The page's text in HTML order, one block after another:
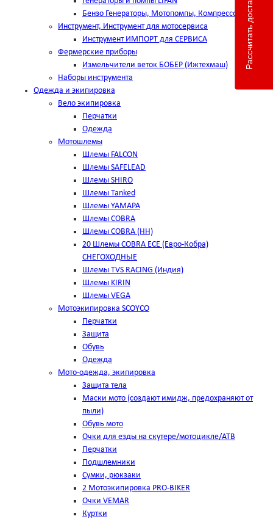
Бензо Генераторы, Мотопомпы, Компрессоры
Инструмент, Инструмент для мотосервиса
Инструмент ИМПОРТ для СЕРВИСА
Фермерские приборы
Измельчители веток БОБЕР (Ижтехмаш)
Наборы инструмента
Одежда и экипировка
Вело экипировка
Перчатки
Одежда
Мотошлемы
Шлемы FALCON
Шлемы SAFELEAD
Шлемы SHIRO
Шлемы Tanked
Шлемы YAMAPA
Шлемы COBRA
Шлемы COBRA (HH)
20 Шлемы COBRA ECE (Евро-Кобра)
СНЕГОХОДНЫЕ
Шлемы TVS RACING (Индия)
Шлемы KIRIN
Шлемы VEGA
Мотоэкипировка SCOYCO
Перчатки
Защита
Обувь
Одежда
Мото-одежда, экипировка
Защита тела
Маски мото (создают имидж, предохраняют от
пыли)
Обувь мото
Очки для езды на скутере/мотоцикле/АТВ
Перчатки
Подшлемники
Сумки, рюкзаки
2 Мотоэкипировка PRO-BIKER
Очки VEMAR
Куртки
Рассчитать доставку